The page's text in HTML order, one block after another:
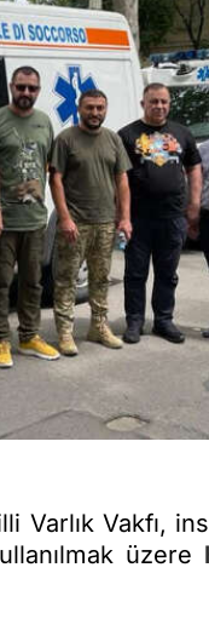
Varlık Vakfı,
üzere